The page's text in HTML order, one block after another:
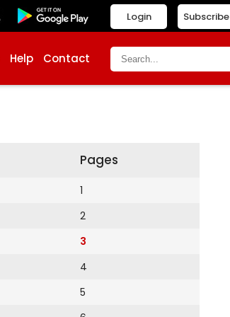
Subscribe
Login
Help Contact
Pages
1
2
3
4
5